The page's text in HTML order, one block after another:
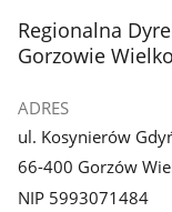
stopka
Regionalna
Gorzowie
ADRES
ul. Kosynierów
66-400 Gorzów
NIP 5993071484